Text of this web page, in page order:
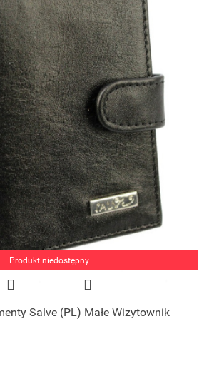
Produkt niedostępny
Salve (PL) Małe Wizytownik